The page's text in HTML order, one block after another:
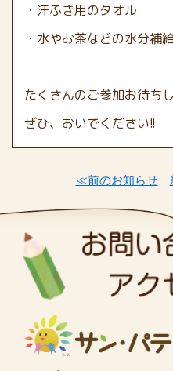
・汗ふき用のタオル
・水やお茶などの水分補
たくさんのご参加お待ち
ぜひ、おいでください!!
≪前のお知らせ